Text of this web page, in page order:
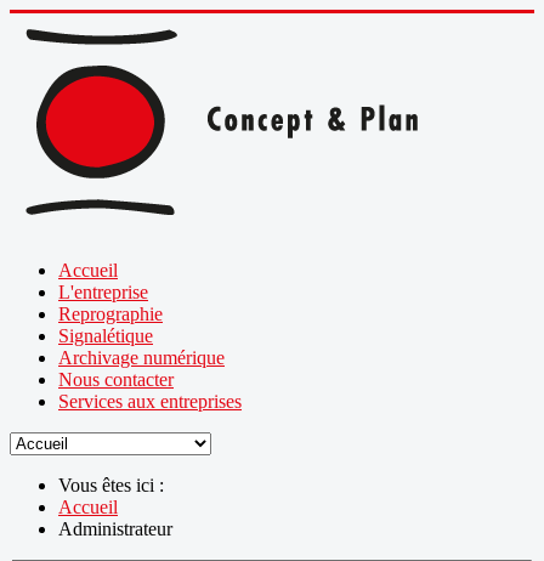
Accueil
L'entreprise
Reprographie
Signalétique
Archivage numérique
Nous contacter
Services aux entreprises
Vous êtes ici :
Accueil
Administrateur